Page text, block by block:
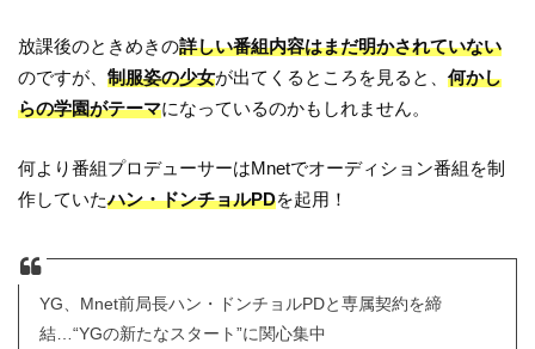
放課後のときめきの詳しい番組内容はまだ明かされていない
のですが、制服姿の少女が出てくるところを見ると、何かし
らの学園がテーマになっているのかもしれません。
何より番組プロデューサーはMnetでオーディション番組を制
作していたハン・ドンチョルPDを起用！
YG、Mnet前局長ハン・ドンチョルPDと専属契約を締
結…“YGの新たなスタート”に関心集中